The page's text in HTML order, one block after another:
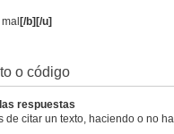
[/b][/u]
o código
respuestas
de citar un texto, haciendo o no